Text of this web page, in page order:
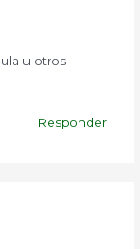
u otros
Responder